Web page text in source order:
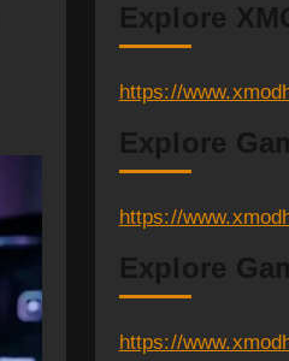
Explore
https://
Explore
https://
Explore
https://